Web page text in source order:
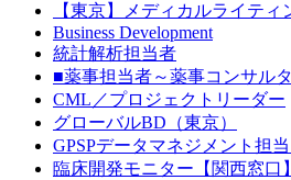
【東京】メディカルライティ
Business Development
統計解析担当者
■薬事担当者～薬事コンサル
CML／プロジェクトリーダー
グローバルBD（東京）
GPSPデータマネジメント担当
臨床開発モニター【関西窓口】